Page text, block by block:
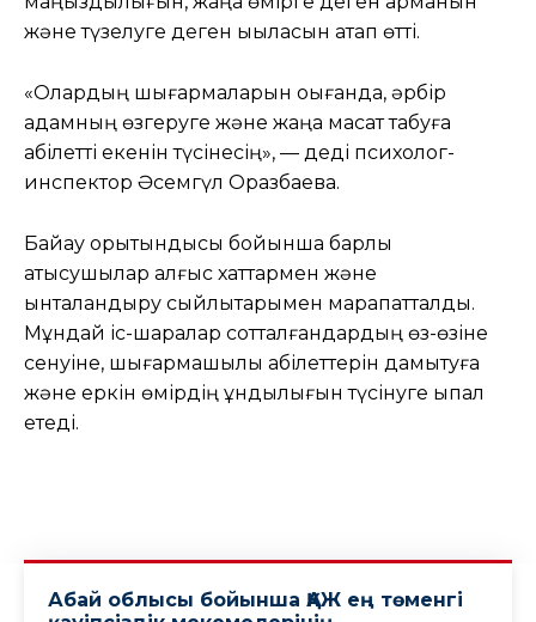
және түзелуге деген ықыласын атап өтті.
«Олардың шығармаларын оқығанда, әрбір
адамның өзгеруге және жаңа мақсат табуға
қабілетті екенін түсінесің», — деді психолог-
инспектор Әсемгүл Оразбаева.
Байқау қорытындысы бойынша барлық
қатысушылар алғыс хаттармен және
ынталандыру сыйлықтарымен марапатталды.
Мұндай іс-шаралар сотталғандардың өз-өзіне
сенуіне, шығармашылық қабілеттерін дамытуға
және еркін өмірдің құндылығын түсінуге ықпал
етеді.
Абай облысы бойынша ҚАЖ ең төменгі